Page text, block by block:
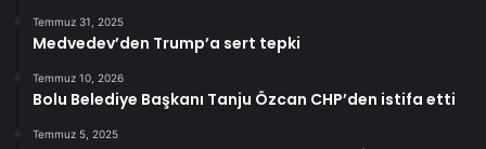
Temmuz 31, 2025
Medvedev’den Trump’a sert tepki
Temmuz 10, 2026
Bolu Belediye Başkanı Tanju Özcan CHP’den istifa etti
Temmuz 5, 2025